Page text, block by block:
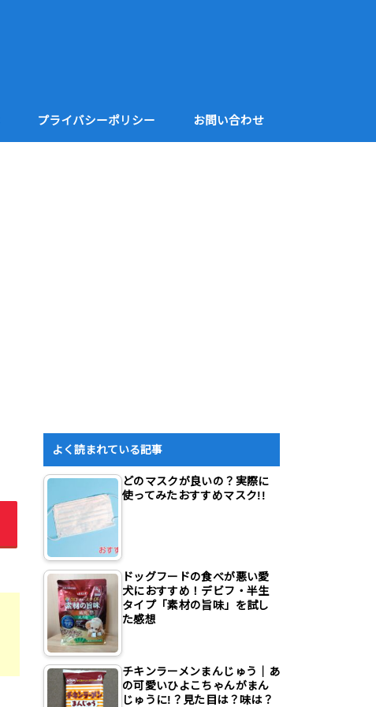
プライバシーポリシー お問い合わせ
よく読まれている記事
どのマスクが良いの？実際に
使ってみたおすすめマスク!!
ドッグフードの食べが悪い愛
犬におすすめ！デビフ・半生
タイプ「素材の旨味」を試し
た感想
チキンラーメンまんじゅう｜あ
の可愛いひよこちゃんがまん
じゅうに!？見た目は？味は？